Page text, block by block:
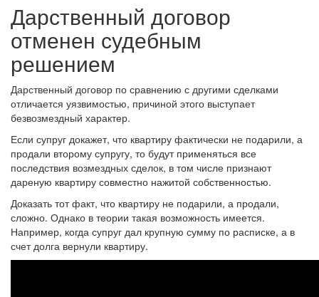
Дарственный договор
отменен судебным
решением
Дарственный договор по сравнению с другими сделками
отличается уязвимостью, причиной этого выступает
безвозмездный характер.
Если супруг докажет, что квартиру фактически не подарили, а
продали второму супругу, то будут применяться все
последствия возмездных сделок, в том числе признают
дареную квартиру совместно нажитой собственностью.
Доказать тот факт, что квартиру не подарили, а продали,
сложно. Однако в теории такая возможность имеется.
Например, когда супруг дал крупную сумму по расписке, а в
счет долга вернули квартиру.